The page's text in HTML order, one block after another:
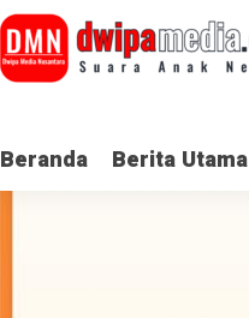
Beranda Berita Utama